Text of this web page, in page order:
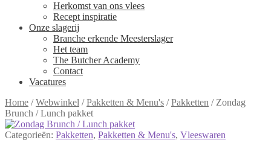
Herkomst van ons vlees
Recept inspiratie
Onze slagerij
Branche erkende Meesterslager
Het team
The Butcher Academy
Contact
Vacatures
Home /Webwinkel /Pakketten & Menu's /Pakketten / Zondag
Brunch / Lunch pakket
Categorieën: Pakketten, Pakketten & Menu's, Vleeswaren